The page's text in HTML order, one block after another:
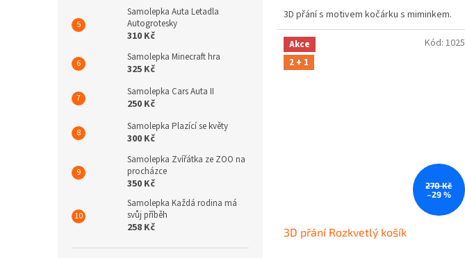
Samolepka Auta Letadla
Autogrotesky
310 Kč
Samolepka Minecraft hra
325 Kč
Samolepka Cars Auta II
250 Kč
Samolepka Plazící se květy
300 Kč
Samolepka Zvířátka ze ZOO na
procházce
350 Kč
Samolepka Každá rodina má
svůj příběh
258 Kč
3D přání s motivem kočárku s miminkem.
Akce
2 + 1
270 Kč
–29 %
3D přání Rozkvetlý košík
Kód: 1025